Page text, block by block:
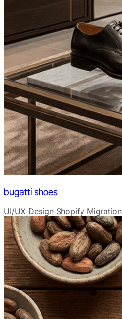
bugatti shoes
UI/UX Design Shopify Migration